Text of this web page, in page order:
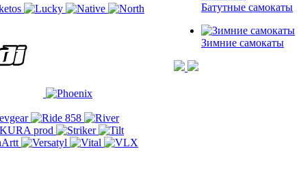
Батутные самокаты
Зимние самокаты